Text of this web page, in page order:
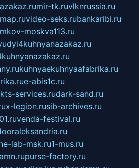
mir-tk.ruvlknrussia.ru
video-seks.rubankaribi.ru
moskva113.ru
kuhnyaekuhnyaafabrika.ru
e-abis1c.ru
kts-services.rudark-sand.ru
x-legion.rusib-archives.ru
venda-festival.ru
lab-msk.ru1-mus.ru
purse-factory.ru